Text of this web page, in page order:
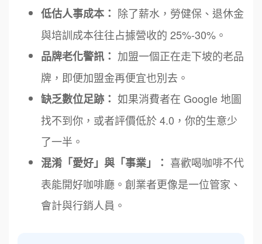
低估人事成本： 除了薪水，勞健保、退休金
與培訓成本往往占據營收的 25%-30%。
品牌老化警訊： 加盟一個正在走下坡的老品
牌，即便加盟金再便宜也別去。
缺乏數位足跡： 如果消費者在 Google 地圖
找不到你，或者評價低於 4.0，你的生意少
了一半。
混淆「愛好」與「事業」： 喜歡喝咖啡不代
表能開好咖啡廳。創業者更像是一位管家、
會計與行銷人員。